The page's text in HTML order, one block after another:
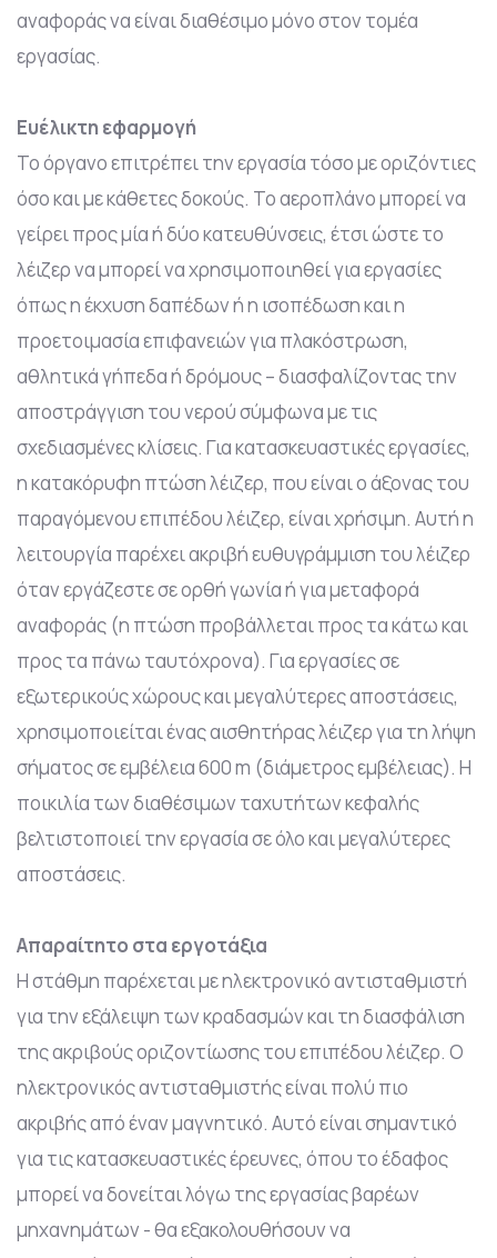
αναφοράς να είναι διαθέσιμο μόνο στον τομέα
εργασίας.
Ευέλικτη εφαρμογή
Το όργανο επιτρέπει την εργασία τόσο με οριζόντιες
όσο και με κάθετες δοκούς. Το αεροπλάνο μπορεί να
γείρει προς μία ή δύο κατευθύνσεις, έτσι ώστε το
λέιζερ να μπορεί να χρησιμοποιηθεί για εργασίες
όπως η έκχυση δαπέδων ή η ισοπέδωση και η
προετοιμασία επιφανειών για πλακόστρωση,
αθλητικά γήπεδα ή δρόμους – διασφαλίζοντας την
αποστράγγιση του νερού σύμφωνα με τις
σχεδιασμένες κλίσεις. Για κατασκευαστικές εργασίες,
η κατακόρυφη πτώση λέιζερ, που είναι ο άξονας του
παραγόμενου επιπέδου λέιζερ, είναι χρήσιμη. Αυτή η
λειτουργία παρέχει ακριβή ευθυγράμμιση του λέιζερ
όταν εργάζεστε σε ορθή γωνία ή για μεταφορά
αναφοράς (η πτώση προβάλλεται προς τα κάτω και
προς τα πάνω ταυτόχρονα). Για εργασίες σε
εξωτερικούς χώρους και μεγαλύτερες αποστάσεις,
χρησιμοποιείται ένας αισθητήρας λέιζερ για τη λήψη
σήματος σε εμβέλεια 600 m (διάμετρος εμβέλειας). Η
ποικιλία των διαθέσιμων ταχυτήτων κεφαλής
βελτιστοποιεί την εργασία σε όλο και μεγαλύτερες
αποστάσεις.
Απαραίτητο στα εργοτάξια
Η στάθμη παρέχεται με ηλεκτρονικό αντισταθμιστή
για την εξάλειψη των κραδασμών και τη διασφάλιση
της ακριβούς οριζοντίωσης του επιπέδου λέιζερ. Ο
ηλεκτρονικός αντισταθμιστής είναι πολύ πιο
ακριβής από έναν μαγνητικό. Αυτό είναι σημαντικό
για τις κατασκευαστικές έρευνες, όπου το έδαφος
μπορεί να δονείται λόγω της εργασίας βαρέων
μηχανημάτων - θα εξακολουθήσουν να